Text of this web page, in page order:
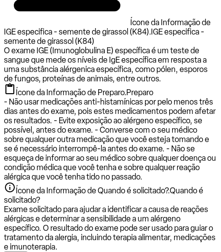
Ícone da Informação de
IGE especifica - semente de girassol (K84).IGE especifica -
semente de girassol (K84)
O exame IGE (Imunoglobulina E) específica é um teste de
sangue que mede os níveis de IgE específica em resposta a
uma substância alérgenica específica, como pólen, esporos
de fungos, proteínas de animais, entre outros.
Ícone da Informação de Preparo.Preparo
- Não usar medicações anti-histamínicas por pelo menos três
dias antes do exame, pois estes medicamentos podem afetar
os resultados. - Evite exposição ao alérgeno específico, se
possível, antes do exame. - Converse com o seu médico
sobre qualquer outra medicação que você esteja tomando e
se é necessário interrompê-la antes do exame. - Não se
esqueça de informar ao seu médico sobre qualquer doença ou
condição médica que você tenha e sobre qualquer reação
alérgica que você tenha tido no passado.
Ícone da Informação de Quando é solicitado?.Quando é
solicitado?
Exame solicitado para ajudar a identificar a causa de reações
alérgicas e determinar a sensibilidade a um alérgeno
específico. O resultado do exame pode ser usado para guiar o
tratamento da alergia, incluindo terapia alimentar, medicações
e imunoterapia.